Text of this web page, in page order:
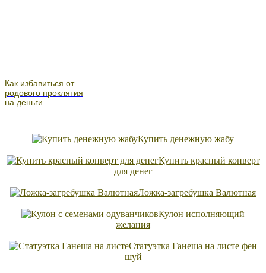
Как избавиться от
родового проклятия
на деньги
Купить денежную жабу
Купить красный конверт
для денег
Ложка-загребушка Валютная
Кулон исполняющий
желания
Статуэтка Ганеша на листе фен
шуй